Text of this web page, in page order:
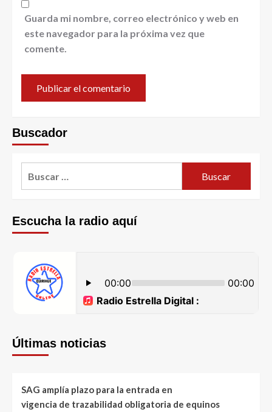
Guarda mi nombre, correo electrónico y web en
este navegador para la próxima vez que
comente.
Buscador
Escucha la radio aquí
Últimas noticias
SAG amplía plazo para la entrada en
vigencia de trazabilidad obligatoria de equinos